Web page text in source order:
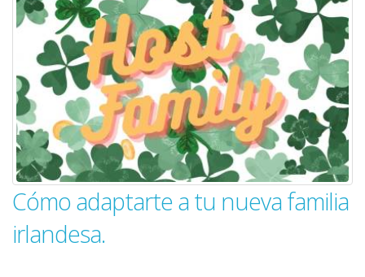
Cómo adaptarte a tu nueva familia
irlandesa.